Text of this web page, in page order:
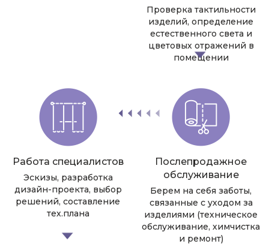
Проверка тактильности
изделий, определение
естественного света и
цветовых отражений в
помещении
Работа специалистов
Эскизы, разработка
дизайн-проекта, выбор
решений, составление
тех.плана
Послепродажное
обслуживание
Берем на себя заботы,
связанные с уходом за
изделиями (техническое
обслуживание, химчистка
и ремонт)